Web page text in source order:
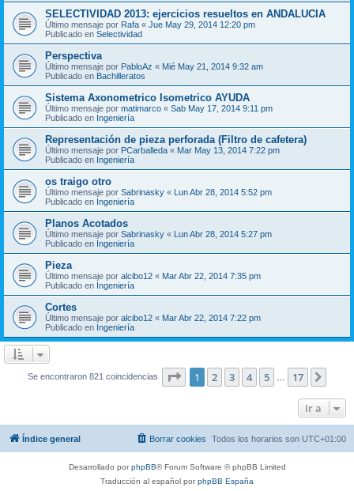
SELECTIVIDAD 2013: ejercicios resueltos en ANDALUCIA
Último mensaje por Rafa « Jue May 29, 2014 12:20 pm
Publicado en Selectividad
Perspectiva
Último mensaje por PabloAz « Mié May 21, 2014 9:32 am
Publicado en Bachilleratos
Sistema Axonometrico Isometrico AYUDA
Último mensaje por matimarco « Sab May 17, 2014 9:11 pm
Publicado en Ingeniería
Representación de pieza perforada (Filtro de cafetera)
Último mensaje por PCarballeda « Mar May 13, 2014 7:22 pm
Publicado en Ingeniería
os traigo otro
Último mensaje por Sabrinasky « Lun Abr 28, 2014 5:52 pm
Publicado en Ingeniería
Planos Acotados
Último mensaje por Sabrinasky « Lun Abr 28, 2014 5:27 pm
Publicado en Ingeniería
Pieza
Último mensaje por alcibo12 « Mar Abr 22, 2014 7:35 pm
Publicado en Ingeniería
Cortes
Último mensaje por alcibo12 « Mar Abr 22, 2014 7:22 pm
Publicado en Ingeniería
Se encontraron 821 coincidencias Página de 17
1 2 3 4 5 17
Ir a
Índice general Todos los horarios son UTC+01:00
Borrar cookies
Desarrollado porphpBB® Forum Software © phpBB Limited
Traducción al español porphpBB España